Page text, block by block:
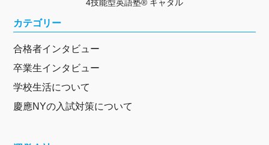
4技能型英語塾® キャタル
カテゴリー
合格者インタビュー
卒業生インタビュー
学校生活について
慶應NYの入試対策について